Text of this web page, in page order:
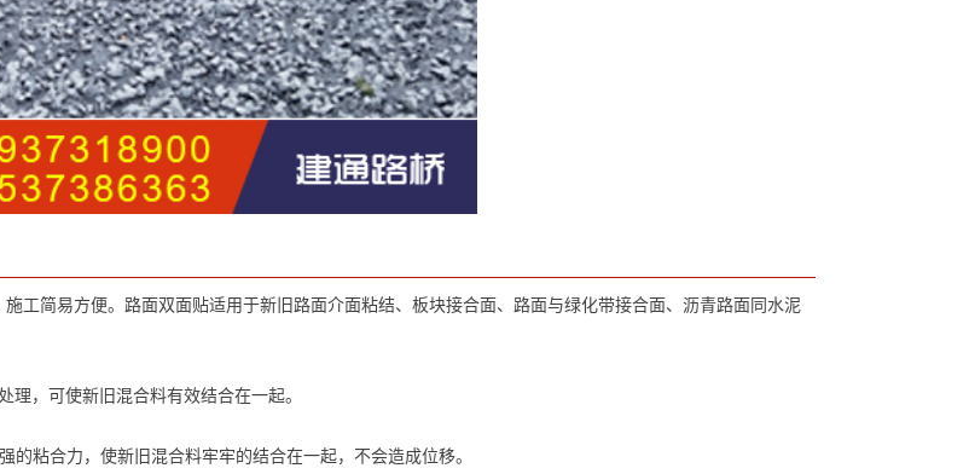
简易方便。路面双面贴适用于新旧路面介面粘结、板块接合面、路面与绿化带接合面、沥青路面同水泥
，可使新旧混合料有效结合在一起。
粘合力，使新旧混合料牢牢的结合在一起，不会造成位移。